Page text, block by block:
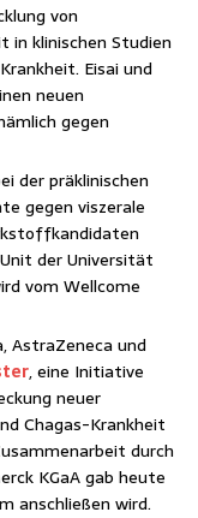
von
in klinischen Studien
Eisai und
neuen
gegen
der präklinischen
gegen viszerale
der Universität
vom Wellcome
AstraZeneca und
, eine Initiative
neuer
Chagas-Krankheit
durch
KGaA gab heute
anschließen wird.